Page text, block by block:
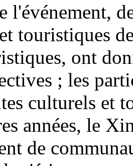
l'événement,
touristiques
ont
; les
culturels et
années, le
de